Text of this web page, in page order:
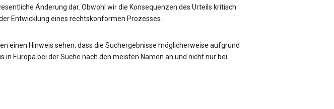
Änderung dar. Obwohl wir die Konsequenzen des Urteils kritisch
Entwicklung eines rechtskonformen Prozesses.
einen Hinweis sehen, dass die Suchergebnisse möglicherweise aufgrund
Europa bei der Suche nach den meisten Namen an und nicht nur bei